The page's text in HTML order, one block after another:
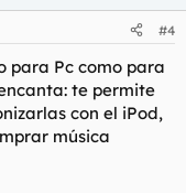
#4
para Pc como para
te permite
con el iPod,
música